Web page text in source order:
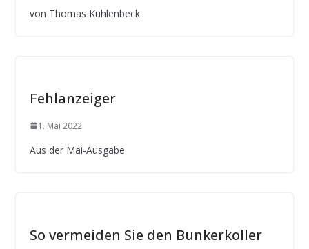
von Thomas Kuhlenbeck
Fehlanzeiger
1. Mai 2022
Aus der Mai-Ausgabe
So vermeiden Sie den Bunkerkoller